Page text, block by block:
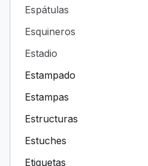
Espátulas
Esquineros
Estadio
Estampado
Estampas
Estructuras
Estuches
Etiquetas